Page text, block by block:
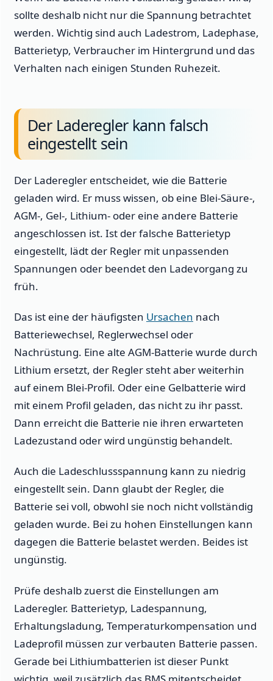
sollte deshalb nicht nur die Spannung betrachtet
werden. Wichtig sind auch Ladestrom, Ladephase,
Batterietyp, Verbraucher im Hintergrund und das
Verhalten nach einigen Stunden Ruhezeit.
Der Laderegler kann falsch
eingestellt sein
Der Laderegler entscheidet, wie die Batterie
geladen wird. Er muss wissen, ob eine Blei-Säure-,
AGM-, Gel-, Lithium- oder eine andere Batterie
angeschlossen ist. Ist der falsche Batterietyp
eingestellt, lädt der Regler mit unpassenden
Spannungen oder beendet den Ladevorgang zu
früh.
Das ist eine der häufigsten Ursachen nach
Batteriewechsel, Reglerwechsel oder
Nachrüstung. Eine alte AGM-Batterie wurde durch
Lithium ersetzt, der Regler steht aber weiterhin
auf einem Blei-Profil. Oder eine Gelbatterie wird
mit einem Profil geladen, das nicht zu ihr passt.
Dann erreicht die Batterie nie ihren erwarteten
Ladezustand oder wird ungünstig behandelt.
Auch die Ladeschlussspannung kann zu niedrig
eingestellt sein. Dann glaubt der Regler, die
Batterie sei voll, obwohl sie noch nicht vollständig
geladen wurde. Bei zu hohen Einstellungen kann
dagegen die Batterie belastet werden. Beides ist
ungünstig.
Prüfe deshalb zuerst die Einstellungen am
Laderegler. Batterietyp, Ladespannung,
Erhaltungsladung, Temperaturkompensation und
Ladeprofil müssen zur verbauten Batterie passen.
Gerade bei Lithiumbatterien ist dieser Punkt